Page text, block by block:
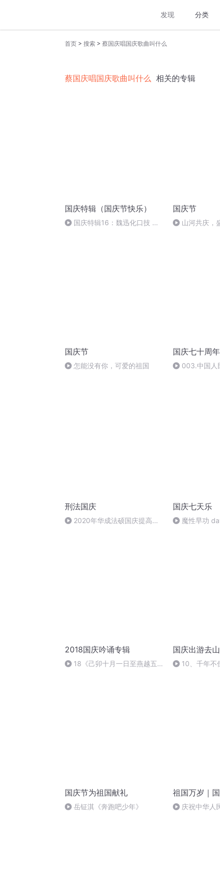
发现 分类
首页 > 搜索 > 蔡国庆唱国庆歌曲叫什么
蔡国庆唱国庆歌曲叫什么 相关的专辑
国庆特辑（国庆节快乐）
国庆特辑16：魏迅化口技 二
国庆节
山河共庆，
国庆节
怎能没有你，可爱的祖国
国庆七十周
003.中国人
刑法国庆
2020年华成法硕国庆提高班
国庆七天乐
魔性早功
2018国庆吟诵专辑
18《己卯十月一日至燕越五
国庆出游去
10、千年不
国庆节为祖国献礼
岳钲淇《奔跑吧少年》
祖国万岁｜
庆祝中华人